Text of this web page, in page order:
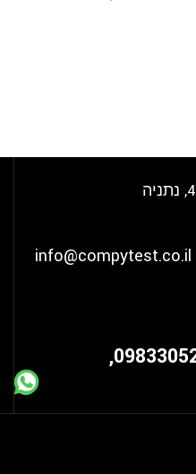
info@compytest.co.il
098330523,